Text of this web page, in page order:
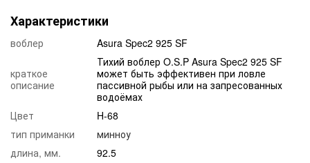
Характеристики
воблер Asura Spec2 925 SF
краткое
описание
Тихий воблер O.S.P Asura Spec2 925 SF
может быть эффективен при ловле
пассивной рыбы или на запресованных
водоёмах
Цвет
H-68
тип приманки
минноу
длина, мм.
92.5